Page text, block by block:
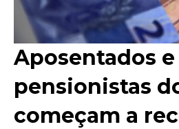
Aposentados e
pensionistas
começam a